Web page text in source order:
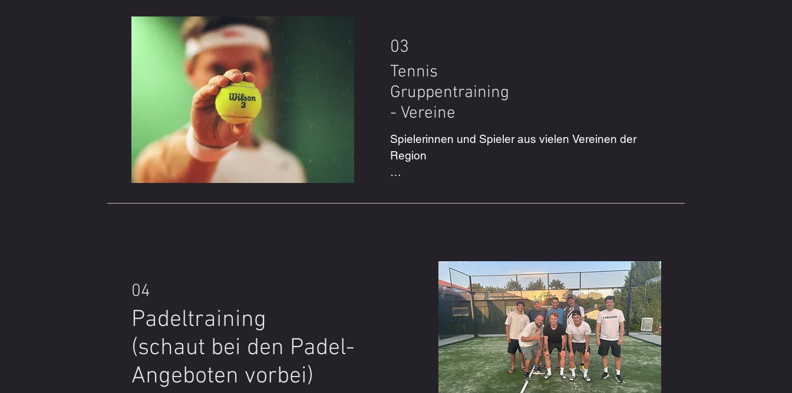
jeweiligen Stärken, Entwicklungsfelder und Ziele
abgestimmt. Dabei profitieren die Spielerinnen und
Spieler von einer intensiven Betreuung und einem
Training auf hohem Niveau.
Dass dieser Weg erfolgreich sein kann, zeigen unter
anderem Talente wie Chiara Heine und Richard
Sommer, die durch ihr Engagement, ihre
Trainingsbereitschaft und ihre kontinuierliche
03
Tennis
Gruppentraining
- Vereine
Spielerinnen und Spieler aus vielen Vereinen der
Region
Spielerinnen und Spieler aus zahlreichen Vereinen
Borlinghausen, Gehrden, Brakel, Godelheim und
Sennelager.
Die unterschiedlichen Erfahrungen, Spielstärken und
Vereinsstrukturen sorgen für ein
abwechslungsreiches und anspruchsvolles
Trainingsumfeld. Genau dieser Austausch macht das
Training besonders wertvoll und bietet allen
04
Padeltraining
(schaut bei den Padel-
Angeboten vorbei)